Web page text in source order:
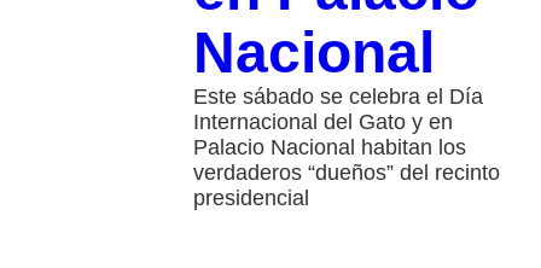
Nacional
Este sábado se celebra el Día
Internacional del Gato y en
Palacio Nacional habitan los
verdaderos “dueños” del recinto
presidencial